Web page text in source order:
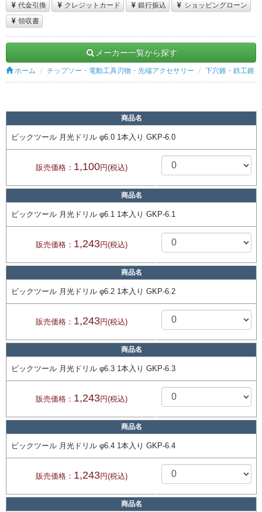
代金引換
クレジットカード 銀行振込
ショッピングローン
領収書
メーカー一覧から探す
ホーム チップソー・電動工具刃物・先端アクセサリー 下穴錐・鉄工錐
商品名
ビックツール 月光ドリル φ6.0 1本入り GKP-6.0
販売価格： 1,100円(税込)
商品名
ビックツール 月光ドリル φ6.1 1本入り GKP-6.1
販売価格： 1,243円(税込)
商品名
ビックツール 月光ドリル φ6.2 1本入り GKP-6.2
販売価格： 1,243円(税込)
商品名
ビックツール 月光ドリル φ6.3 1本入り GKP-6.3
販売価格： 1,243円(税込)
商品名
ビックツール 月光ドリル φ6.4 1本入り GKP-6.4
販売価格： 1,243円(税込)
商品名